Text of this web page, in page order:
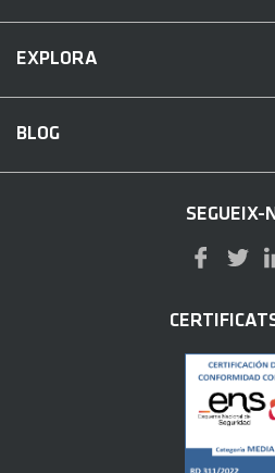
EXPLORA
BLOG
SEGUEIX-